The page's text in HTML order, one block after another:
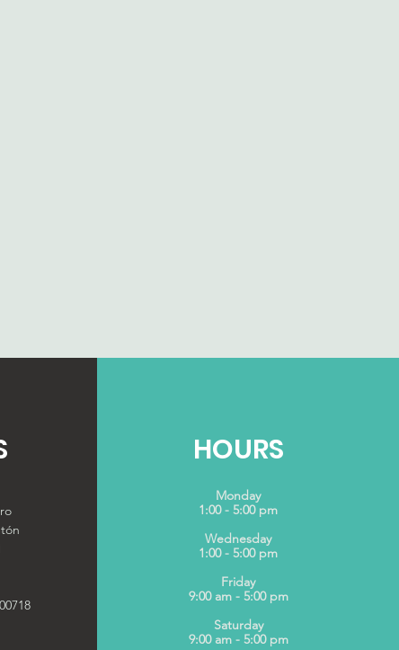
HOURS
Monday
1:00 - 5:00 pm
Wednesday
1:00 - 5:00 pm
Friday
9:00 am - 5:00 pm
Saturday
9:00 am - 5:00 pm